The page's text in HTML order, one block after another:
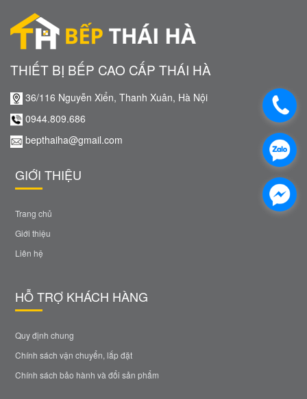
THIẾT BỊ BẾP CAO CẤP THÁI HÀ
36/116 Nguyễn Xiển, Thanh Xuân, Hà Nội
0944.809.686
bepthaiha@gmail.com
GIỚI THIỆU
Trang chủ
Giới thiệu
Liên hệ
HỖ TRỢ KHÁCH HÀNG
Quy định chung
Chính sách vận chuyển, lắp đặt
Chính sách bảo hành và đổi sản phẩm